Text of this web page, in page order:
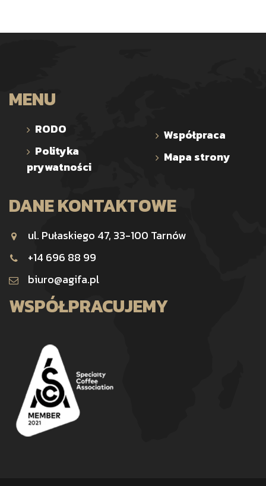
MENU
RODO
Polityka
prywatności
Współpraca
Mapa strony
DANE KONTAKTOWE
ul. Pułaskiego 47, 33-100 Tarnów
+14 696 88 99
biuro@agifa.pl
WSPÓŁPRACUJEMY